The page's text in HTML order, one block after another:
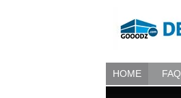
HOME FAQ